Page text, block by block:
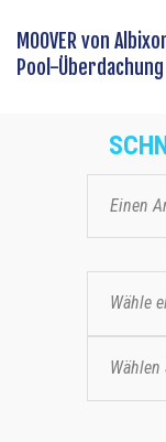
MOOVER von
Pool-Überdachung
Wähle
Wählen